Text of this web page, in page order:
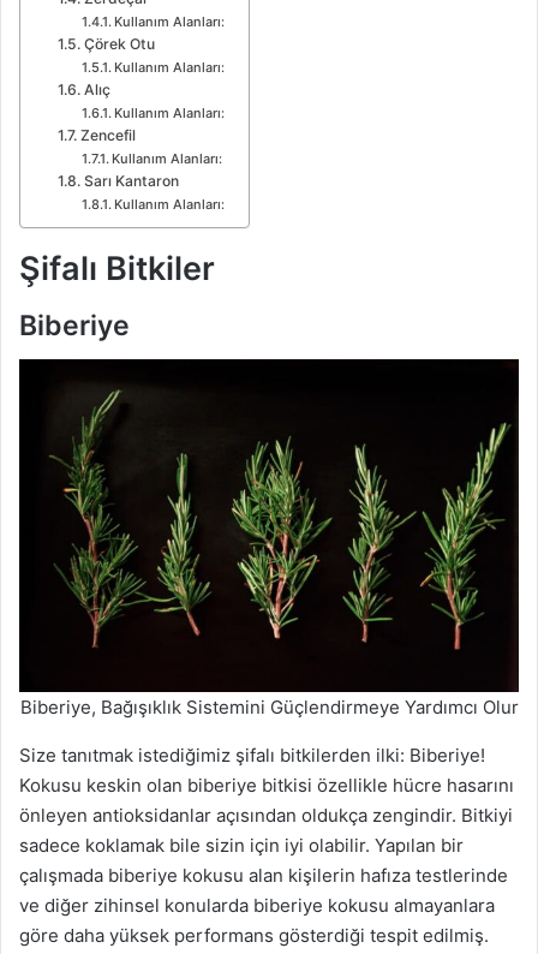
Kullanım Alanları:
Çörek Otu
Kullanım Alanları:
Alıç
Kullanım Alanları:
Zencefil
Kullanım Alanları:
Sarı Kantaron
Kullanım Alanları:
Şifalı Bitkiler
Biberiye
Biberiye, Bağışıklık Sistemini Güçlendirmeye Yardımcı Olur
Size tanıtmak istediğimiz şifalı bitkilerden ilki: Biberiye!
Kokusu keskin olan biberiye bitkisi özellikle hücre hasarını
önleyen antioksidanlar açısından oldukça zengindir. Bitkiyi
sadece koklamak bile sizin için iyi olabilir. Yapılan bir
çalışmada biberiye kokusu alan kişilerin hafıza testlerinde
ve diğer zihinsel konularda biberiye kokusu almayanlara
göre daha yüksek performans gösterdiği tespit edilmiş.